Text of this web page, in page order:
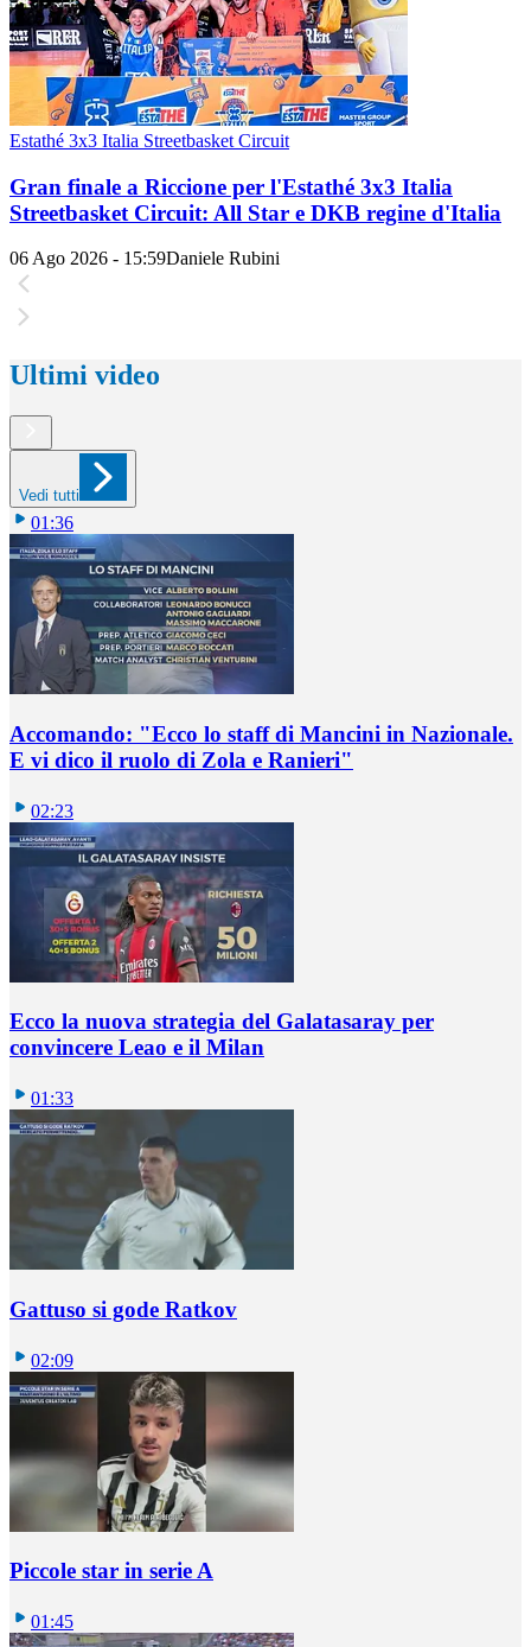
Estathé 3x3 Italia Streetbasket Circuit
Gran finale a Riccione per l'Estathé 3x3 Italia
Streetbasket Circuit: All Star e DKB regine d'Italia
06 Ago 2026 - 15:59Daniele Rubini
Ultimi video
Vedi tutti
01:36
Accomando: "Ecco lo staff di Mancini in Nazionale.
E vi dico il ruolo di Zola e Ranieri"
02:23
Ecco la nuova strategia del Galatasaray per
convincere Leao e il Milan
01:33
Gattuso si gode Ratkov
02:09
Piccole star in serie A
01:45